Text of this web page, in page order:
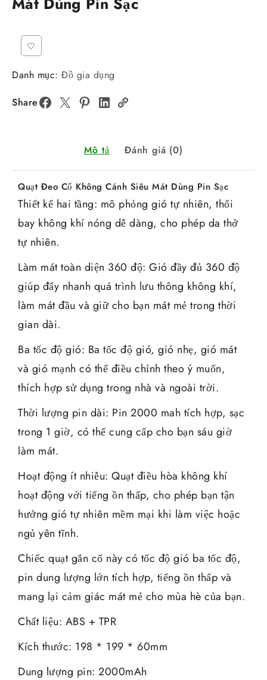
Danh mục: Đồ gia dụng
Share
Mô tả Đánh giá (0)
Quạt Đeo Cổ Không Cánh Siêu Mát Dùng Pin Sạc
Thiết kế hai tầng: mô phỏng gió tự nhiên, thổi
bay không khí nóng dễ dàng, cho phép da thở
tự nhiên.
Làm mát toàn diện 360 độ: Gió đầy đủ 360 độ
giúp đẩy nhanh quá trình lưu thông không khí,
làm mát đầu và giữ cho bạn mát mẻ trong thời
gian dài.
Ba tốc độ gió: Ba tốc độ gió, gió nhẹ, gió mát
và gió mạnh có thể điều chỉnh theo ý muốn,
thích hợp sử dụng trong nhà và ngoài trời.
Thời lượng pin dài: Pin 2000 mah tích hợp, sạc
trong 1 giờ, có thể cung cấp cho bạn sáu giờ
làm mát.
Hoạt động ít nhiễu: Quạt điều hòa không khí
hoạt động với tiếng ồn thấp, cho phép bạn tận
hưởng gió tự nhiên mềm mại khi làm việc hoặc
ngủ yên tĩnh.
Chiếc quạt gắn cổ này có tốc độ gió ba tốc độ,
pin dung lượng lớn tích hợp, tiếng ồn thấp và
mang lại cảm giác mát mẻ cho mùa hè của bạn.
Chất liệu: ABS + TPR
Kích thước: 198 * 199 * 60mm
Dung lượng pin: 2000mAh